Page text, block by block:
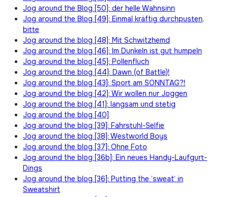
Jog around the Blog [50]: der helle Wahnsinn
Jog around the Blog [49]: Einmal kräftig durchpusten,
bitte
Jog around the blog [48]: Mit Schwitzhemd
Jog around the blog [46]: Im Dunkeln ist gut humpeln
Jog around the blog [45]: Pollenfluch
Jog around the blog [44]: Dawn (of Battle)!
Jog around the blog [43]: Sport am SONNTAG?!
Jog around the blog [42]: Wir wollen nur Joggen
Jog around the blog [41]: langsam und stetig
Jog around the blog [40]
Jog around the blog [39]: Fahrstuhl-Selfie
Jog around the blog [38]: Westworld Boys
Jog around the blog [37]: Ohne Foto
Jog around the blog [36b]: Ein neues Handy-Laufgurt-
Dings
Jog around the blog [36]: Putting the ’sweat‘ in
Sweatshirt